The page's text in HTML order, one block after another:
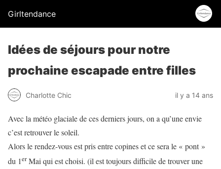
Girltendance
Idées de séjours pour notre
prochaine escapade entre filles
Charlotte Chic il y a 14 ans
Avec la météo glaciale de ces derniers jours, on a qu’une envie
c’est retrouver le soleil.
Alors le rendez-vous est pris entre copines et ce sera le « pont »
du 1erMai qui est choisi. (il est toujours difficile de trouver une